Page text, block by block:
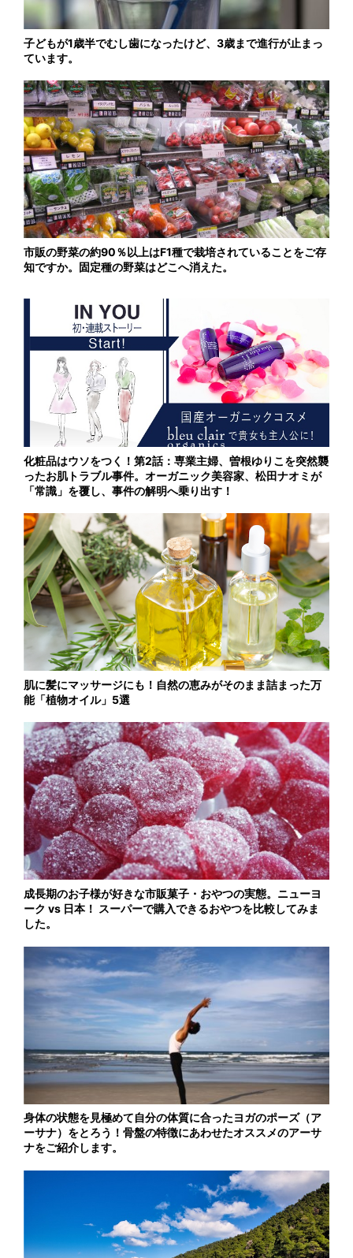
子どもが1歳半でむし歯になったけど、3歳まで進行が止まっ
ています。
市販の野菜の約90％以上はF1種で栽培されていることをご存
知ですか。固定種の野菜はどこへ消えた。
化粧品はウソをつく！第2話：専業主婦、曽根ゆりこを突然襲
ったお肌トラブル事件。オーガニック美容家、松田ナオミが
「常識」を覆し、事件の解明へ乗り出す！
肌に髪にマッサージにも！自然の恵みがそのまま詰まった万
能「植物オイル」5選
成長期のお子様が好きな市販菓子・おやつの実態。ニューヨ
ーク vs 日本！ スーパーで購入できるおやつを比較してみま
した。
身体の状態を見極めて自分の体質に合ったヨガのポーズ（ア
ーサナ）をとろう！骨盤の特徴にあわせたオススメのアーサ
ナをご紹介します。